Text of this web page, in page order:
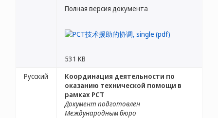
Полная версия документа
531 KB
Русский
Координация деятельности по
оказанию технической помощи в
рамках PCT
Документ подготовлен
Международным бюро